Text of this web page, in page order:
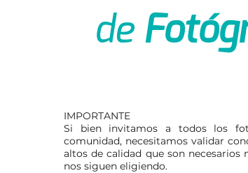
de
IMPORTANTE
Si bien invitamos a todos los
comunidad, necesitamos validar
altos de calidad que son
nos siguen eligiendo.